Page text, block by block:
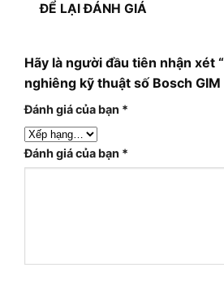
ĐỂ LẠI ĐÁNH GIÁ
Hãy là người đầu tiên nhận xét
nghiêng kỹ thuật số Bosch GIM
Đánh giá của bạn *
Đánh giá của bạn *